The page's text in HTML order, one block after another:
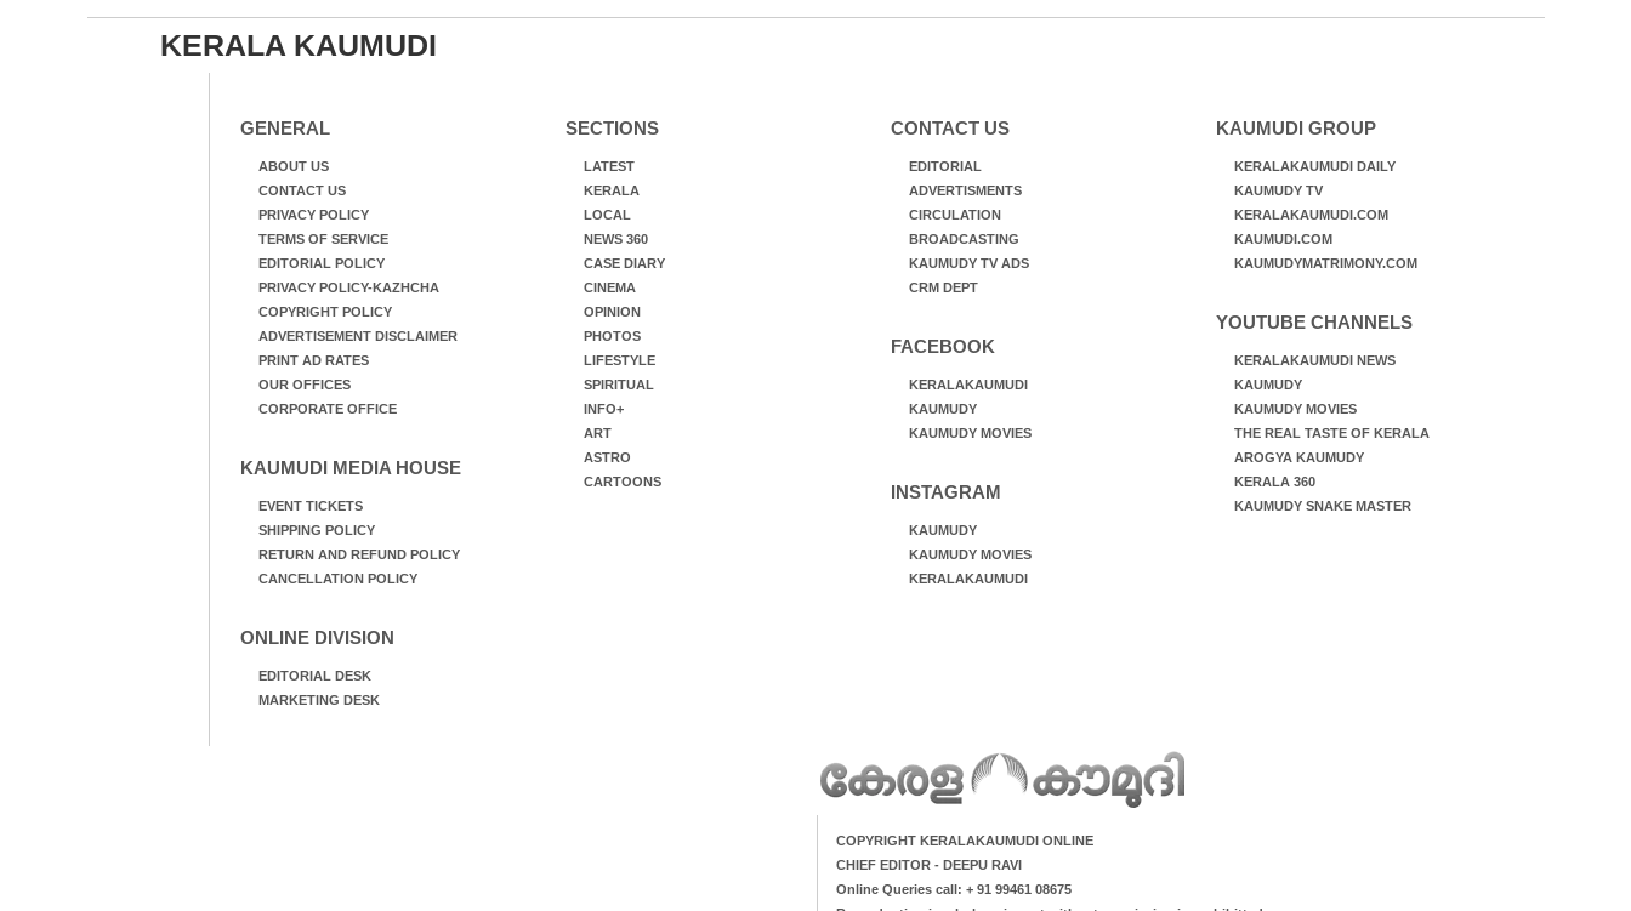
KERALA KAUMUDI
GENERAL
ABOUT US
CONTACT US
PRIVACY POLICY
TERMS OF SERVICE
EDITORIAL POLICY
PRIVACY POLICY-KAZHCHA
COPYRIGHT POLICY
ADVERTISEMENT DISCLAIMER
PRINT AD RATES
OUR OFFICES
CORPORATE OFFICE
KAUMUDI MEDIA HOUSE
EVENT TICKETS
SHIPPING POLICY
RETURN AND REFUND POLICY
CANCELLATION POLICY
ONLINE DIVISION
EDITORIAL DESK
MARKETING DESK
SECTIONS
LATEST
KERALA
LOCAL
NEWS 360
CASE DIARY
CINEMA
OPINION
PHOTOS
LIFESTYLE
SPIRITUAL
INFO+
ART
ASTRO
CARTOONS
CONTACT US
EDITORIAL
ADVERTISMENTS
CIRCULATION
BROADCASTING
KAUMUDY TV ADS
CRM DEPT
FACEBOOK
KERALAKAUMUDI
KAUMUDY
KAUMUDY MOVIES
INSTAGRAM
KAUMUDY
KAUMUDY MOVIES
KERALAKAUMUDI
KAUMUDI GROUP
KERALAKAUMUDI DAILY
KAUMUDY TV
KERALAKAUMUDI.COM
KAUMUDI.COM
KAUMUDYMATRIMONY.COM
YOUTUBE CHANNELS
KERALAKAUMUDI NEWS
KAUMUDY
KAUMUDY MOVIES
THE REAL TASTE OF KERALA
AROGYA KAUMUDY
KERALA 360
KAUMUDY SNAKE MASTER
COPYRIGHT KERALAKAUMUDI ONLINE
CHIEF EDITOR - DEEPU RAVI
Online Queries call: + 91 99461 08675